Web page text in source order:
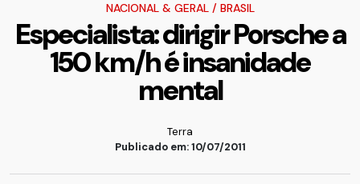
NACIONAL & GERAL/ BRASIL
Especialista: dirigir Porsche a
150 km/h é insanidade
mental
Terra
Publicado em: 10/07/2011